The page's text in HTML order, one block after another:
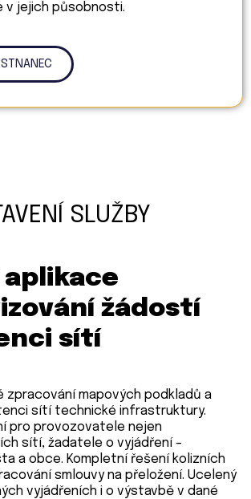
jejich působnosti.
SLUŽBY
žádostí
sítí
zpracování mapových podkladů a
sítí technické infrastruktury.
pro provozovatele nejen
sítí, žadatele o vyjádření –
a obce. Kompletní řešení kolizních
smlouvy na přeložení. Ucelený
vyjádřeních i o výstavbě v dané